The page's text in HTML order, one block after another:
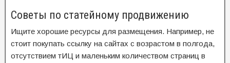
Советы по статейному продвижению
Ищите хорошие ресурсы для размещения. Например, не
стоит покупать ссылку на сайтах с возрастом в полгода,
отсутствием тИЦ и маленьким количеством страниц в